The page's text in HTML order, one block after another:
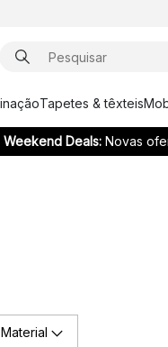
Tapetes & têxteis
Weekend Deals: Novas
Material